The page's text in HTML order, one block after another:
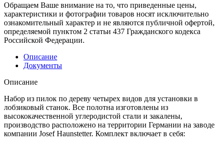
Обращаем Ваше внимание на то, что приведенные цены,
характеристики и фотографии товаров носят исключительно
ознакомительный характер и не являются публичной офертой,
определяемой пунктом 2 статьи 437 Гражданского кодекса
Российской Федерации.
Описание
Документы
Описание
Набор из пилок по дереву четырех видов для установки в
лобзиковый станок. Все полотна изготовлены из
высококачественной углеродистой стали и закалены,
производство расположено на территории Германии на заводе
компании Josef Haunstetter. Комплект включает в себя: